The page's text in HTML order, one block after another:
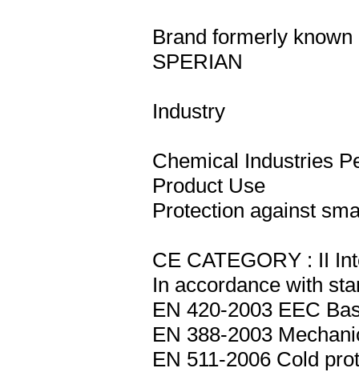
Brand formerly known
SPERIAN
Industry
Chemical Industries
Product Use
Protection against
CE CATEGORY : II
In accordance with
EN 420-2003 EEC
EN 388-2003
EN 511-2006 Cold